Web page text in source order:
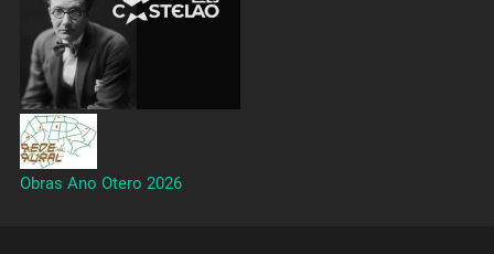
Obras Ano Otero 2026